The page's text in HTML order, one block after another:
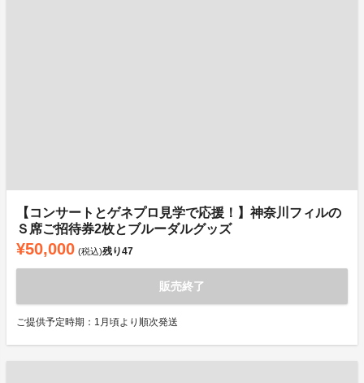
【コンサートとゲネプロ見学で応援！】神奈川フィルの
Ｓ席ご招待券2枚とブルーダルグッズ
¥50,000 (税込)残り47
販売終了
ご提供予定時期：1月頃より順次発送